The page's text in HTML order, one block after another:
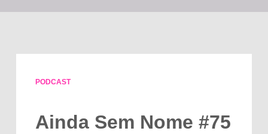
PODCAST
Ainda Sem Nome #75